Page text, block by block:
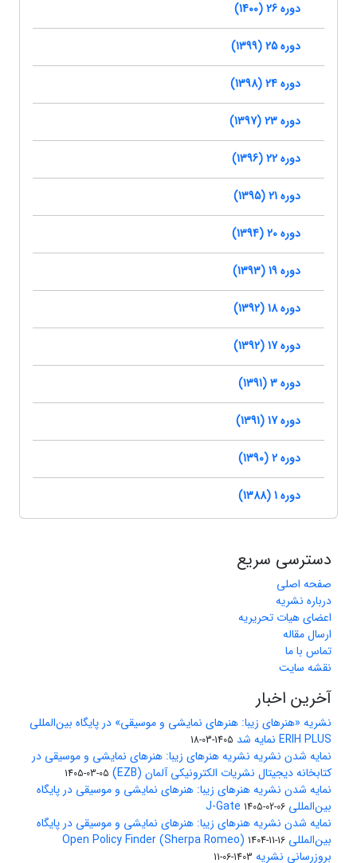
دوره 26 (1400)
دوره 25 (1399)
دوره 24 (1398)
دوره 23 (1397)
دوره 22 (1396)
دوره 21 (1395)
دوره 20 (1394)
دوره 19 (1393)
دوره 18 (1392)
دوره 17 (1392)
دوره 3 (1391)
دوره 17 (1391)
دوره 2 (1390)
دوره 1 (1388)
دسترسی سریع
صفحه اصلی
درباره نشریه
اعضای هیات تحریریه
ارسال مقاله
تماس با ما
نقشه سایت
آخرین اخبار
نشریه «هنرهای زیبا: هنرهای نمایشی و موسیقی» در پایگاه بین‌المللی
ERIH PLUS نمایه شد
1405-03-18
نمایه شدن نشریه نشریه هنرهای زیبا: هنرهای نمایشی و موسیقی در
کتابخانه دیجیتال نشریات الکترونیکی آلمان (EZB)
1405-03-05
نمایه شدن نشریه هنرهای زیبا: هنرهای نمایشی و موسیقی در پایگاه
بین‌المللی J-Gate 1405-02-06
نمایه شدن نشریه هنرهای زیبا: هنرهای نمایشی و موسیقی در پایگاه
بین‌المللی Open Policy Finder (Sherpa Romeo) 1404-11-16
بروزرسانی نشریه 1403-06-11